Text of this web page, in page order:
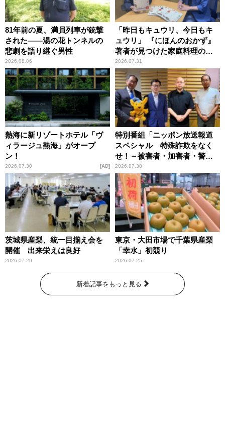
81年前の夏、満員列車が銃撃
された――湯の花トンネルの
悲劇を語り継ぐ男性
2026.08.06
「昨日もキュウリ、今日もキ
ュウリ」 『にほんのおかず』
著者が見つけた家庭料理の知
恵
2026.07.31
熱海に新リゾートホテル「ヴ
ィラージュ熱海」がオープ
ン！
2026.07.30 AD
特別番組「ニッポン放送報道
スペシャル 特殊詐欺をなく
せ！～被害者・加害者・警視
庁が語るトクリュウの実態
～」放送
2026.07.30
茨城県産梨、統一目揃え会を
開催 出来栄えは良好
2026.07.29
東京・大田市場で千葉県産梨
「幸水」初競り
2026.07.25
新着記事をもっと見る